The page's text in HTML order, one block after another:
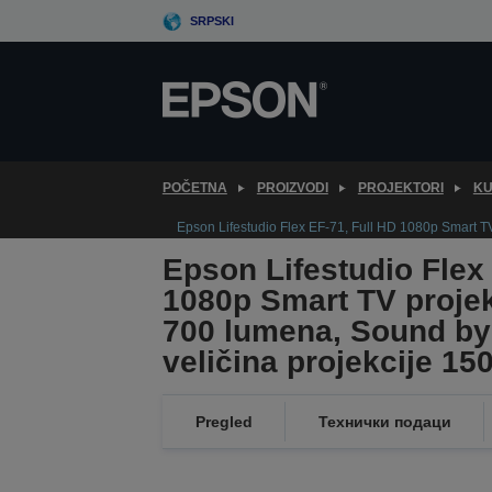
to
SRPSKI
POČETNA PROIZVODI PROJEKTORI
Epson Lifestudio Flex EF-71, Full HD 1080p Smart
Epson Lifestudio Flex
1080p Smart TV
700 lumena, Sound
veličina projekcije
Pregled Технички подаци